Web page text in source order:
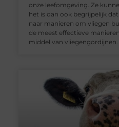
onze leefomgeving. Ze
het is dan ook begrijpelijk
naar manieren om vliegen
de meest effectieve
middel van vliegengordijnen.